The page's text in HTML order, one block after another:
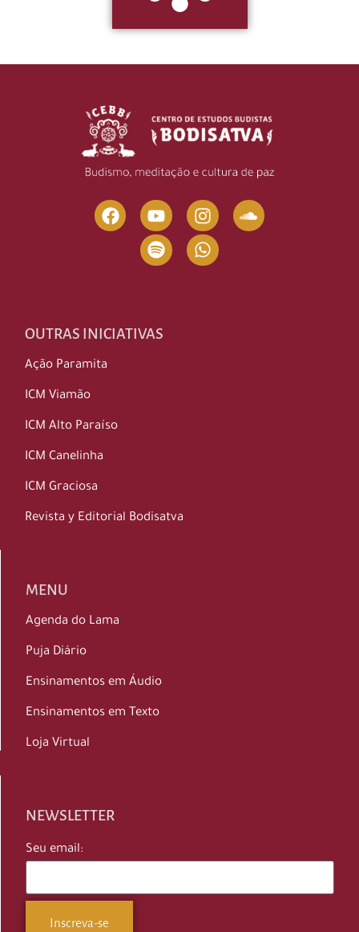
OUTRAS INICIATIVAS
Ação Paramita
ICM Viamão
ICM Alto Paraíso
ICM Canelinha
ICM Graciosa
Revista y Editorial Bodisatva
MENU
Agenda do Lama
Puja Diário
Ensinamentos em Áudio
Ensinamentos em Texto
Loja Virtual
NEWSLETTER
Seu email: